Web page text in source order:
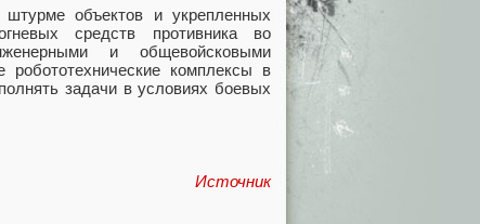
объектов и укрепленных
средств противника во
и общевойсковыми
комплексы в
задачи в условиях боевых
Источник